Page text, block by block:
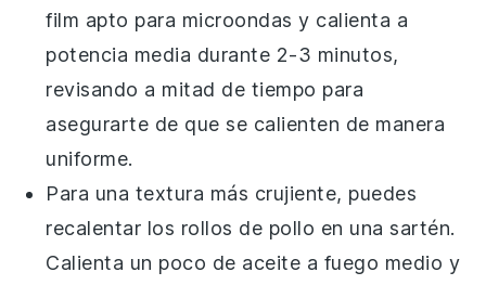
film apto para microondas y calienta a
potencia media durante 2-3 minutos,
revisando a mitad de tiempo para
asegurarte de que se calienten de manera
uniforme.
Para una textura más crujiente, puedes
recalentar los rollos de pollo en una sartén.
Calienta un poco de aceite a fuego medio y